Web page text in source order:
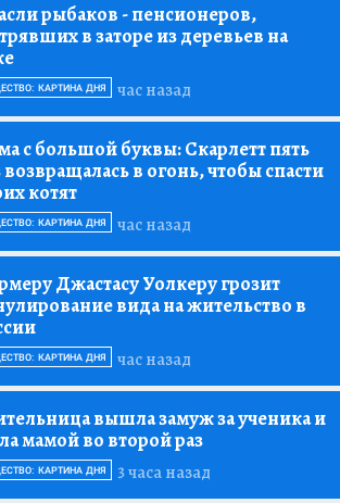
рыбаков - пенсионеров,
в заторе из деревьев на
час назад
КАРТИНА ДНЯ
с большой буквы:Скарлетт пять
возвращалась в огонь, чтобы спасти
котят
час назад
КАРТИНА ДНЯ
Джастасу Уолкеру грозит
вида на жительство в
час назад
КАРТИНА ДНЯ
вышла замуж за ученика и
мамой во второй раз
3 часа назад
КАРТИНА ДНЯ